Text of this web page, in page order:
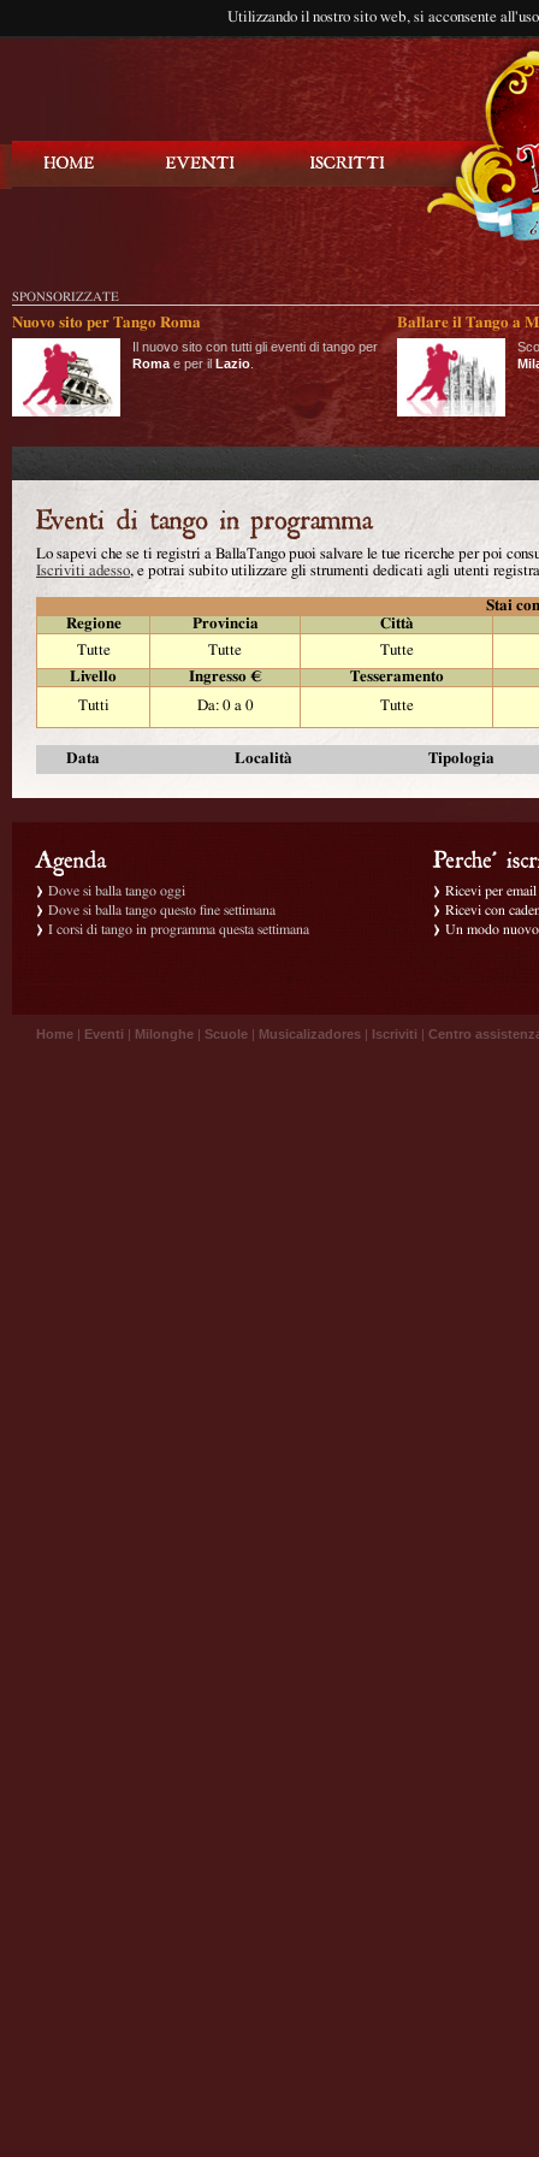
Utilizzando il nostro sito web, si acconsente
SPONSORIZZATE
Nuovo sito per Tango Roma
Il nuovo sito con tutti gli eventi di tango per
Roma e per il Lazio
Ballare il Tango a
Lo sapevi che se ti registri a BallaTango puoi salvare le tue ricerche per poi
Iscriviti adesso, e potrai subito utilizzare gli strumenti dedicati agli utenti
Stai
Regione
Provincia
Città
Tutte
Tutte
Tutte
Livello
Ingresso €
Tesseramento
Tutti
Da: 0 a 0 Tutte
Data Località Tipologia
Dove si balla tango oggi
Dove si balla tango questo fine settimana
I corsi di tango in programma questa settimana
Ricevi per
Ricevi con
Un modo
Home | Eventi | Milonghe | Scuole | Musicalizadores | Iscriviti | Centro